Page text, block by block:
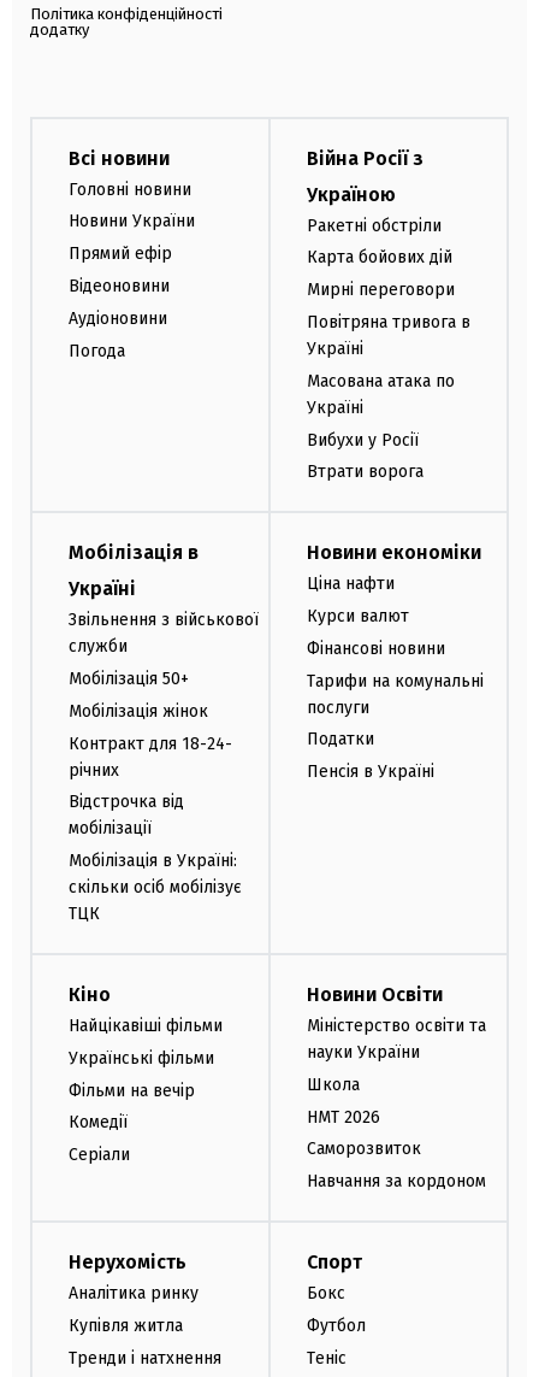
Політика конфіденційності
додатку
Всі новини
Головні новини
Новини України
Прямий ефір
Відеоновини
Аудіоновини
Погода
Війна Росії з
Україною
Ракетні обстріли
Карта бойових дій
Мирні переговори
Повітряна тривога в
Україні
Масована атака по
Україні
Вибухи у Росії
Втрати ворога
Мобілізація в
Україні
Звільнення з військової
служби
Мобілізація 50+
Мобілізація жінок
Контракт для 18-24-
річних
Відстрочка від
мобілізації
Мобілізація в Україні:
скільки осіб мобілізує
ТЦК
Новини економіки
Ціна нафти
Курси валют
Фінансові новини
Тарифи на комунальні
послуги
Податки
Пенсія в Україні
Кіно
Найцікавіші фільми
Українські фільми
Фільми на вечір
Комедії
Серіали
Новини Освіти
Міністерство освіти та
науки України
Школа
НМТ 2026
Саморозвиток
Навчання за кордоном
Нерухомість
Аналітика ринку
Купівля житла
Тренди і натхнення
Спорт
Бокс
Футбол
Теніс